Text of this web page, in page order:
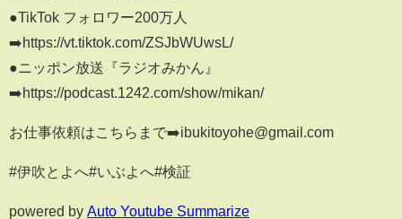
●TikTok フォロワー200万人
➡️https://vt.tiktok.com/ZSJbWUwsL/
●ニッポン放送『ラジオみかん』
➡️https://podcast.1242.com/show/mikan/
お仕事依頼はこちらまで➡️ibukitoyohe@gmail.com
#伊吹とよへ#いぶよへ#検証
powered by Auto Youtube Summarize